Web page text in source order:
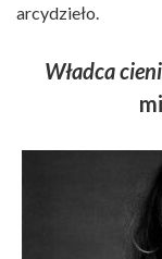
arcydzieło.
Władca